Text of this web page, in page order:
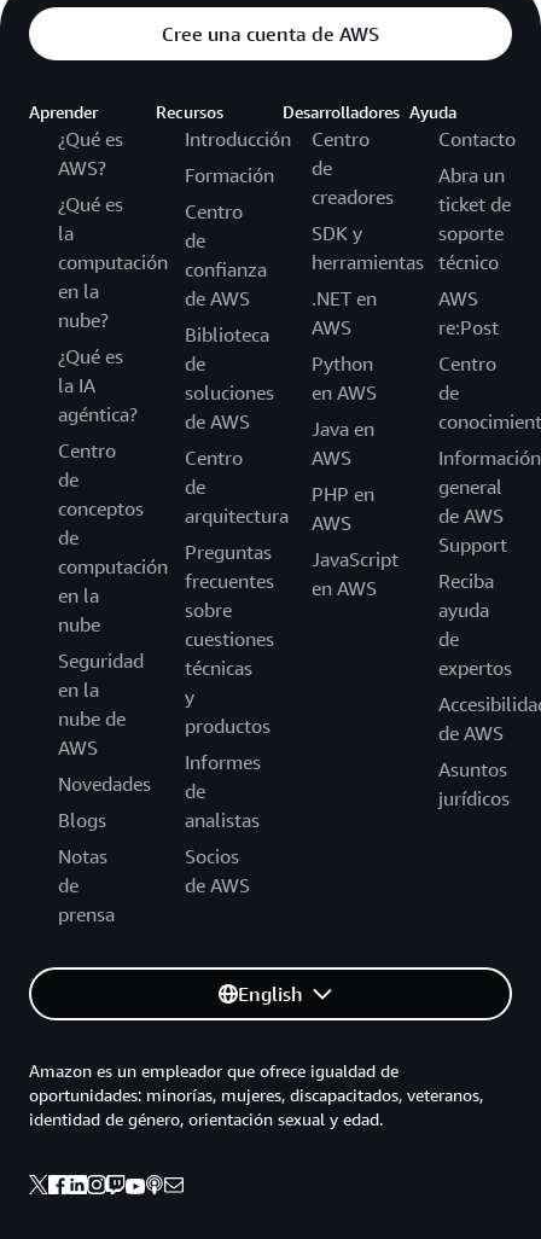
Cree una cuenta de AWS
Aprender
¿Qué es
AWS?
¿Qué es
la
computación
en la
nube?
¿Qué es
la IA
agéntica?
Centro
de
conceptos
de
computación
en la
nube
Seguridad
en la
nube de
AWS
Novedades
Blogs
Notas
de
prensa
Recursos
Introducción
Formación
Centro
de
confianza
de AWS
Biblioteca
de
soluciones
de AWS
Centro
de
arquitectura
Preguntas
frecuentes
sobre
cuestiones
técnicas
y
productos
Informes
de
analistas
Socios
de AWS
Desarrolladores
Centro
de
creadores
SDK y
herramientas
.NET en
AWS
Python
en AWS
Java en
AWS
PHP en
AWS
JavaScript
en AWS
Ayuda
Contacto
Abra un
ticket de
soporte
técnico
AWS
re:Post
Centro
de
Información
general
de AWS
Support
Reciba
ayuda
de
expertos
de AWS
Asuntos
jurídicos
English
Amazon es un empleador que ofrece igualdad de
oportunidades: minorías, mujeres, discapacitados, veteranos,
identidad de género, orientación sexual y edad.